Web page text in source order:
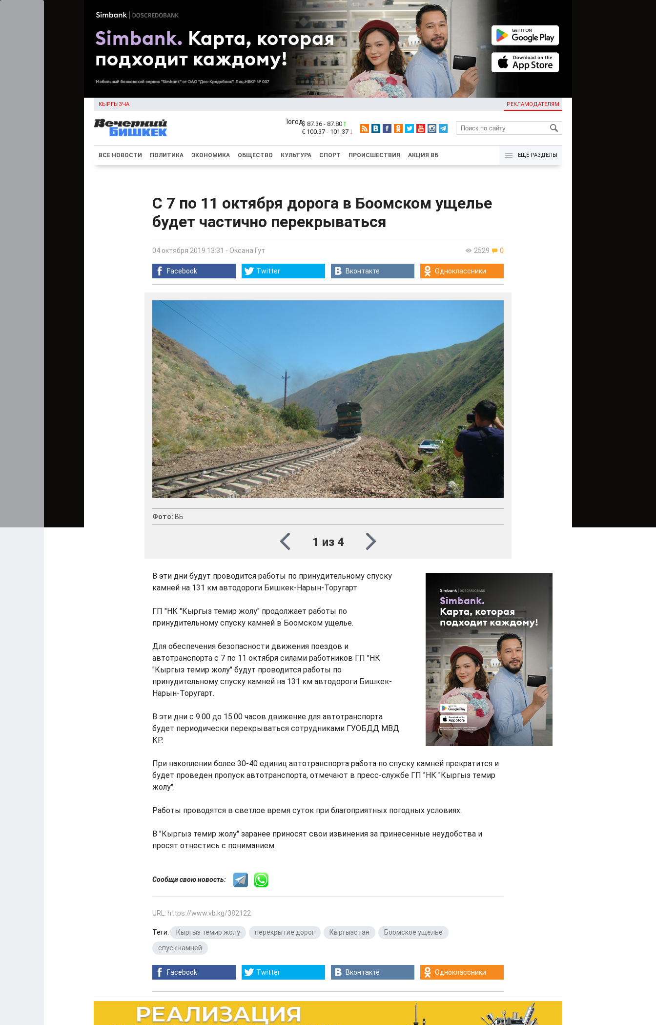
КЫРГЫЗЧА РЕКЛАМОДАТЕЛЯМ
KG
$ 87.36 - 87.80
€ 100.37 - 101.37
ВСЕ НОВОСТИ ПОЛИТИКА ЭКОНОМИКА ОБЩЕСТВО КУЛЬТУРА СПОРТ ПРОИСШЕСТВИЯ АКЦИЯ ВБ ЕЩЁ РАЗДЕЛЫ
С 7 по 11 октября дорога в Боомском ущелье
будет частично перекрываться
2529 0
04 октября 2019 13:31 - Оксана Гут
Facebook Twitter Вконтакте Одноклассники
Фото: ВБ
1 из 4
В эти дни будут проводится работы по принудительному спуску
камней на 131 км автодороги Бишкек-Нарын-Торугарт
ГП "НК "Кыргыз темир жолу" продолжает работы по
принудительному спуску камней в Боомском ущелье.
Для обеспечения безопасности движения поездов и
автотранспорта с 7 по 11 октября силами работников ГП "НК
"Кыргыз темир жолу" будут проводится работы по
принудительному спуску камней на 131 км автодороги Бишкек-
Нарын-Торугарт.
В эти дни с 9.00 до 15.00 часов движение для автотранспорта
будет периодически перекрываться сотрудниками ГУОБДД МВД
КР.
При накоплении более 30-40 единиц автотранспорта работа по спуску камней прекратится и
будет проведен пропуск автотранспорта, отмечают в пресс-службе ГП "НК "Кыргыз темир
жолу".
Работы проводятся в светлое время суток при благоприятных погодных условиях.
В "Кыргыз темир жолу" заранее приносят свои извинения за принесенные неудобства и
просят отнестись с пониманием.
Сообщи свою новость:
URL: https://www.vb.kg/382122
Теги: Кыргыз темир жолу перекрытие дорог Кыргызстан Боомское ущелье
спуск камней
Facebook Twitter Вконтакте Одноклассники